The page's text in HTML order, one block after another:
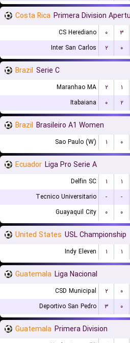
Costa Rica Primera Division
CS Herediano ۰ ۳
Inter San Carlos
۲ ۰
Brazil Serie C
Maranhao MA ۲ ۱
Itabaiana
۰ ۲
Brazil Brasileiro A1 Women
Sao Paulo (W) ۱ ۰
Ecuador Liga Pro Serie A
Delfin SC ۱ ۱
Tecnico Universitario
- -
Guayaquil City
۰ ۰
United States USL Championship
Indy Eleven ۱ ۱
Guatemala Liga Nacional
CSD Municipal ۲ ۰
Deportivo San Pedro
۳ ۰
Guatemala Primera Division